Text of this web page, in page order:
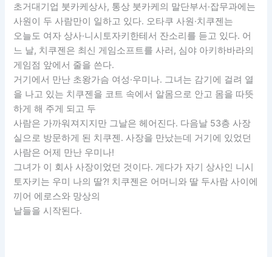
초거대기업 붓카케상사, 통상 붓카케의 말단부서·잡무과에는
사원이 두 사람만이 일하고 있다. 오타쿠 사원·치쿠젠는
오늘도 여자 상사·니시토자키한테서 잔소리를 듣고 있다. 어
느 날, 치쿠젠은 최신 게임소프트를 사러, 심야 아키하바라의
게임점 앞에서 줄을 쓴다.
거기에서 만난 초왕가슴 여성·우미나. 그녀는 감기에 걸려 열
을 나고 있는 치쿠젠을 코트 속에서 알몸으로 안고 몸을 따뜻
하게 해 주게 되고 두
사람은 가까워져지지만 그날은 헤어진다. 다음날 53층 사장
실으로 방문하게 된 치쿠젠. 사장을 만났는데 거기에 있었던
사람은 어제 만난 우미나!
그녀가 이 회사 사장이었던 것이다. 게다가 자기 상사인 니시
토자키는 우미 나의 딸?! 치쿠젠은 어머니와 딸 두사람 사이에
끼어 에로스와 망상의
날들을 시작된다.